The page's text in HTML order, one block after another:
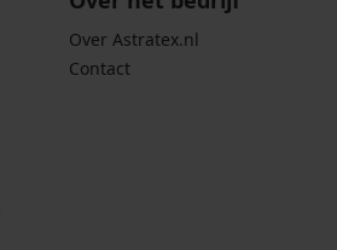
Over Astratex.nl
Contact